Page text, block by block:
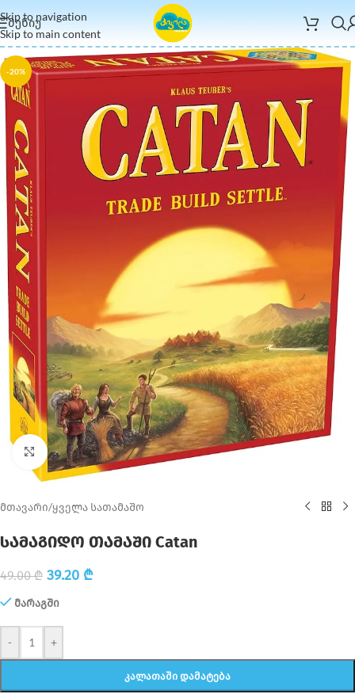
Skip to navigation
Skip to main content
ᲛᲔᲜᲘᲣ
-20%
Click to enlarge
მთავარი/ყველა სათამაშო
სამაგიდო თამაში Catan
49.00₾ 39.20 ₾
მარაგში
- +
ᲙᲐᲚᲐᲗᲐᲨᲘ ᲓᲐᲛᲐᲢᲔᲑᲐ